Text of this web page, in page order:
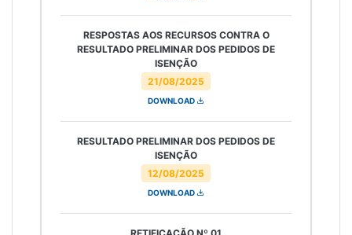
21/08/2025
RESPOSTAS AOS RECURSOS CONTRA O
RESULTADO PRELIMINAR DOS PEDIDOS DE
ISENÇÃO
DOWNLOAD
12/08/2025
RESULTADO PRELIMINAR DOS PEDIDOS DE
ISENÇÃO
DOWNLOAD